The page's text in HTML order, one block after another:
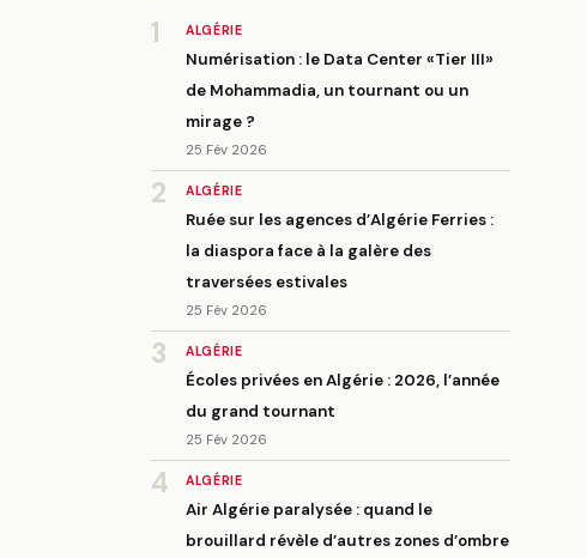
1 ALGÉRIE
Numérisation : le Data Center «Tier III»
de Mohammadia, un tournant ou un
mirage ?
25 Fév 2026
2 ALGÉRIE
Ruée sur les agences d’Algérie Ferries :
la diaspora face à la galère des
traversées estivales
25 Fév 2026
3 ALGÉRIE
Écoles privées en Algérie : 2026, l’année
du grand tournant
25 Fév 2026
4 ALGÉRIE
Air Algérie paralysée : quand le
brouillard révèle d’autres zones d’ombre